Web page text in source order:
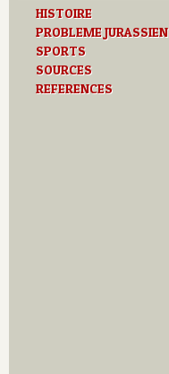
HISTOIRE
PROBLEME JURASSIEN
SPORTS
SOURCES
REFERENCES